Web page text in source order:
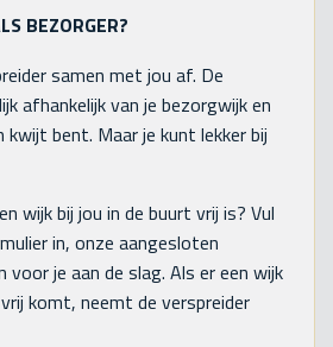
BEZORGER?
samen met jou af. De
afhankelijk van je bezorgwijk en
kwijt bent. Maar je kunt lekker bij
wijk bij jou in de buurt vrij is? Vul
in, onze aangesloten
voor je aan de slag. Als er een wijk
komt, neemt de verspreider